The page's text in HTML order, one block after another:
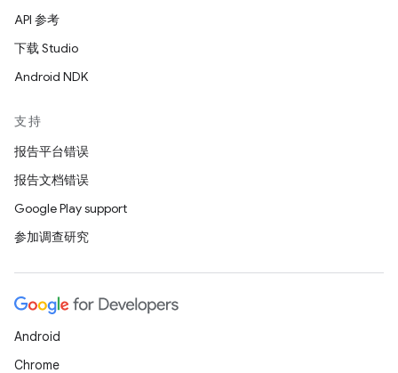
API 参考
下载 Studio
Android NDK
支持
报告平台错误
报告文档错误
Google Play support
参加调查研究
Android
Chrome